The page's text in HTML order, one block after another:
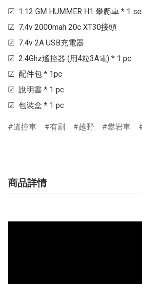
☑  1:12 GM HUMMER H1 攀爬車 * 1
☑  7.4v 2000mah 20c XT30接頭
☑  7.4v 2A USB充電器
☑  2.4Ghz遙控器 (用4粒3A電) * 1 pc
☑  配件包 * 1pc
☑  說明書 * 1 pc
☑  包裝盒 * 1 pc
遙控車 有刷 越野 攀岩車
商品詳情